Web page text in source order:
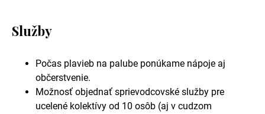
Služby
Počas plavieb na palube ponúkame nápoje aj
občerstvenie.
Možnosť objednať sprievodcovské služby pre
ucelené kolektívy od 10 osôb (aj v cudzom